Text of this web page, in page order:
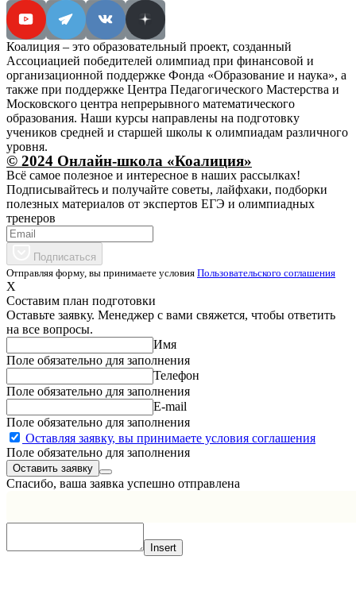
Коалиция – это образовательный проект, созданный
Ассоциацией победителей олимпиад при финансовой и
организационной поддержке Фонда «Образование и наука», а
также при поддержке Центра Педагогического Мастерства и
Московского центра непрерывного математического
образования. Наши курсы направлены на подготовку
учеников средней и старшей школы к олимпиадам различного
уровня.
© 2024 Онлайн-школа «Коалиция»
Всё самое полезное и интересное в наших рассылках!
Подписывайтесь и получайте советы, лайфхаки, подборки
полезных материалов от экспертов ЕГЭ и олимпиадных
тренеров
Подписаться
Отправляя форму, вы принимаете условия Пользовательского соглашения
X
Составим план подготовки
Оставьте заявку. Менеджер с вами свяжется, чтобы ответить
на все вопросы.
Имя
Поле обязательно для заполнения
Телефон
Поле обязательно для заполнения
E-mail
Поле обязательно для заполнения
Оставляя заявку, вы принимаете условия соглашения
Поле обязательно для заполнения
Спасибо, ваша заявка успешно отправлена
Insert